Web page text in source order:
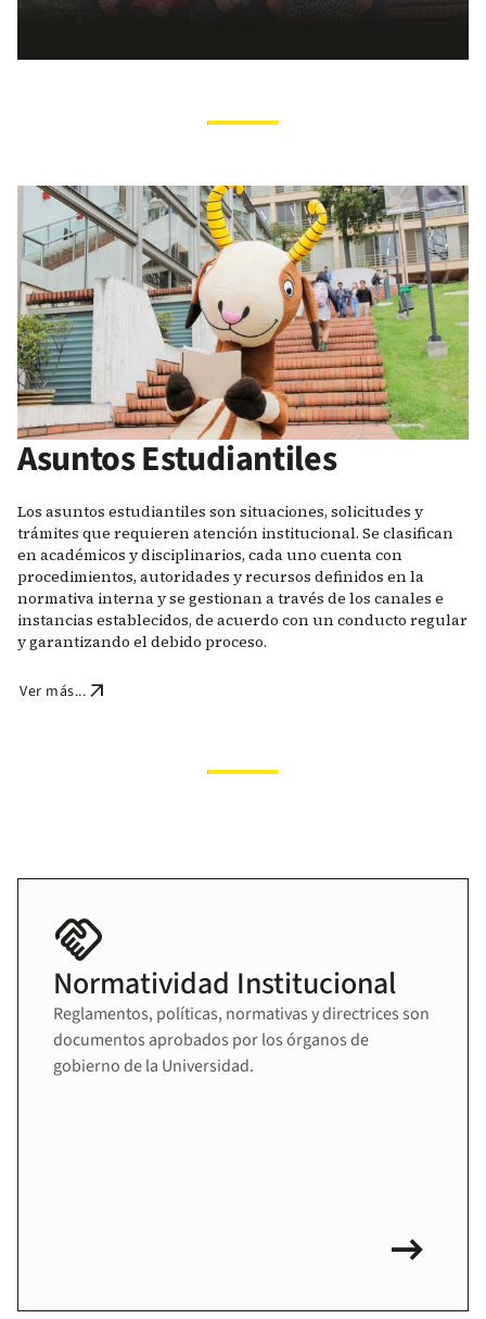
Asuntos Estudiantiles
Los asuntos estudiantiles son situaciones, solicitudes y
trámites que requieren atención institucional. Se clasifican
en académicos y disciplinarios, cada uno cuenta con
procedimientos, autoridades y recursos definidos en la
normativa interna y se gestionan a través de los canales e
instancias establecidos, de acuerdo con un conducto regular
y garantizando el debido proceso.
Ver más... arrow_outward
handshake
Normatividad Institucional
Reglamentos, políticas, normativas y directrices son
documentos aprobados por los órganos de
gobierno de la Universidad.
arrow_right_alt